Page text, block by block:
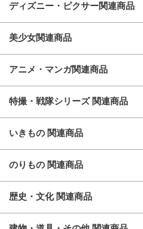
ディズニー・ピクサー関連商品
美少女関連商品
アニメ・マンガ関連商品
特撮・戦隊シリーズ 関連商品
いきもの 関連商品
のりもの 関連商品
歴史・文化 関連商品